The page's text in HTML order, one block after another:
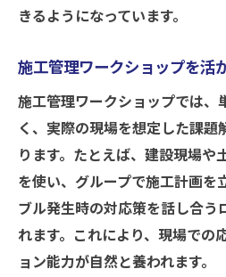
きるようになっています。
施工管理ワークショップを活
施工管理ワークショップでは、
く、実際の現場を想定した課
ります。たとえば、建設現場や
を使い、グループで施工計画を
ブル発生時の対応策を話し合う
れます。これにより、現場での
ョン能力が自然と養われます。